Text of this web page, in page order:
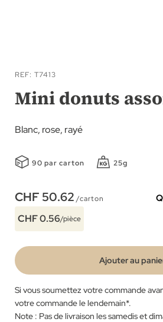
to
the
beginning
the
gallery
REF T7413
Mini donuts
Blanc, rose, rayé
90 par carton 25g
CHF 50.62 /carton
CHF 0.56/pièce
Ajouter au
Si vous soumettez votre commande
votre commande le lendemain*.
Note : Pas de livraison les samedis et